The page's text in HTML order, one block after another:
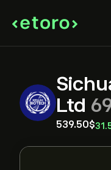
Ltd
539.50‎$‎